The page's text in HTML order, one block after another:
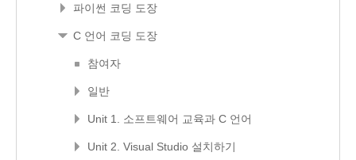
파이썬 코딩 도장
C 언어 코딩 도장
참여자
일반
Unit 1. 소프트웨어 교육과 C 언어
Unit 2. Visual Studio 설치하기